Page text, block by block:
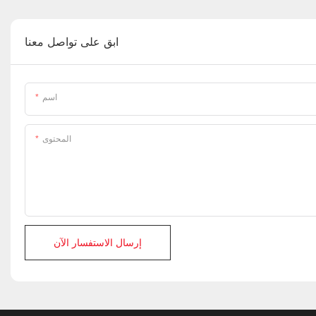
ابق على تواصل معنا
اسم
المحتوى
إرسال الاستفسار الآن